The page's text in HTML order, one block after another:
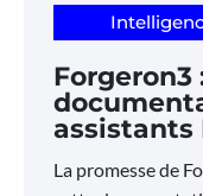
Forgeron3
assistants
La promesse de